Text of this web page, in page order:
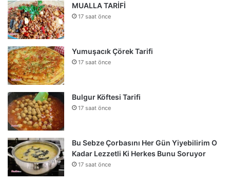
MUALLA TARİFİ
17 saat önce
Yumuşacık Çörek Tarifi
17 saat önce
Bulgur Köftesi Tarifi
17 saat önce
Bu Sebze Çorbasını Her Gün Yiyebilirim O
Kadar Lezzetli Ki Herkes Bunu Soruyor
17 saat önce